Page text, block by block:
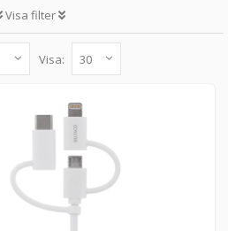
Visa filter
Visa:
strömadapter, Micro USB,
vit